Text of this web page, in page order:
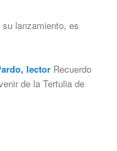
lanzamiento, es
lectorRecuerdo
de la Tertulia de